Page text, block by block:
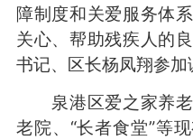
障制度和关爱服务体
关心、帮助残疾人的
书记、区长杨凤翔参加
泉港区爱之家养老
老院、“长者食堂”等